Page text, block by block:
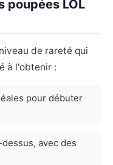
poupées LOL
de rareté qui
à l'obtenir :
pour débuter
avec des